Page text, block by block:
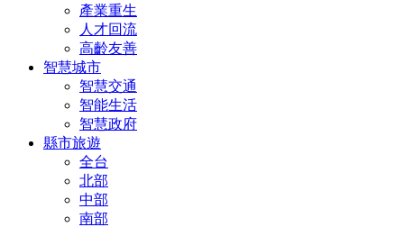
產業重生
人才回流
高齡友善
智慧城市
智慧交通
智能生活
智慧政府
縣市旅遊
全台
北部
中部
南部